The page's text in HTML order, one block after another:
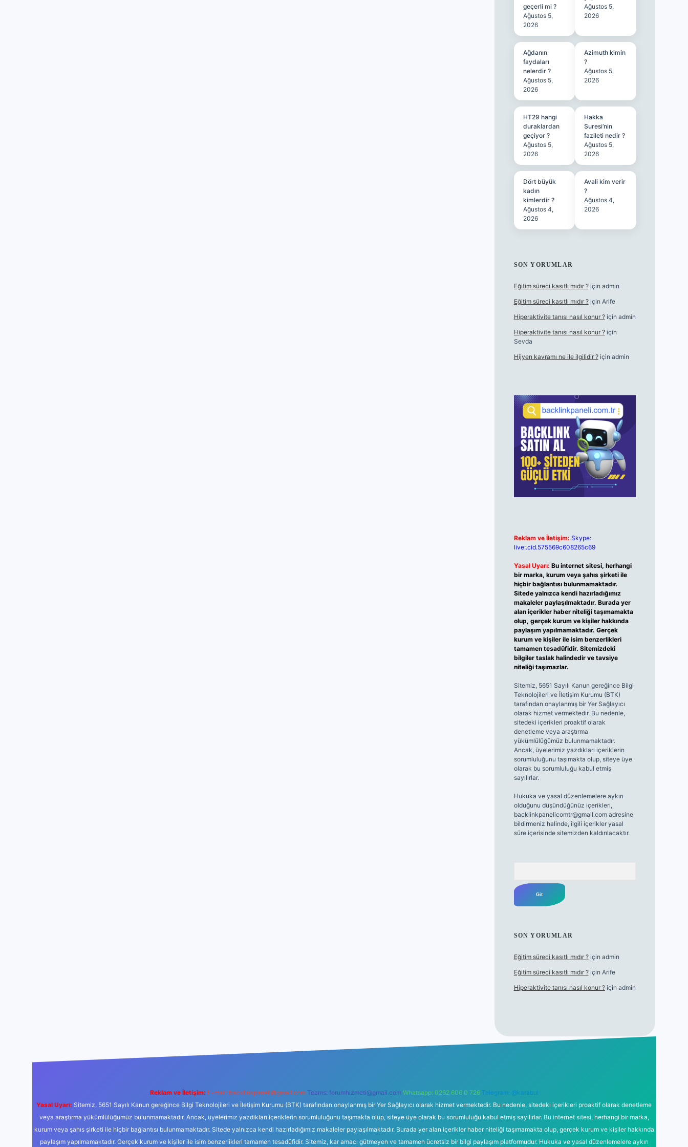
geçerli mi ?
Ağustos 5,
2026
Ağustos 5,
2026
Ağdanın
faydaları
nelerdir ?
Ağustos 5,
2026
Azimuth kimin
?
Ağustos 5,
2026
HT29 hangi
duraklardan
geçiyor ?
Ağustos 5,
2026
Hakka
Suresi’nin
fazileti nedir ?
Ağustos 5,
2026
Dört büyük
kadın
kimlerdir ?
Ağustos 4,
2026
Avali kim verir
?
Ağustos 4,
2026
SON YORUMLAR
Eğitim süreci kasıtlı mıdır ?için admin
Eğitim süreci kasıtlı mıdır ?için Arife
Hiperaktivite tanısı nasıl konur ?için admin
Hiperaktivite tanısı nasıl konur ?için
Sevda
Hijyen kavramı ne ile ilgilidir ?için admin
Reklam ve İletişim: Skype:
live:.cid.575569c608265c69
Yasal Uyarı: Bu internet sitesi, herhangi
bir marka, kurum veya şahıs şirketi ile
hiçbir bağlantısı bulunmamaktadır.
Sitede yalnızca kendi hazırladığımız
makaleler paylaşılmaktadır. Burada yer
alan içerikler haber niteliği taşımamakta
olup, gerçek kurum ve kişiler hakkında
paylaşım yapılmamaktadır. Gerçek
kurum ve kişiler ile isim benzerlikleri
tamamen tesadüfidir. Sitemizdeki
bilgiler taslak halindedir ve tavsiye
niteliği taşımazlar.
Sitemiz, 5651 Sayılı Kanun gereğince Bilgi
Teknolojileri ve İletişim Kurumu (BTK)
tarafından onaylanmış bir Yer Sağlayıcı
olarak hizmet vermektedir. Bu nedenle,
sitedeki içerikleri proaktif olarak
denetleme veya araştırma
yükümlülüğümüz bulunmamaktadır.
Ancak, üyelerimiz yazdıkları içeriklerin
sorumluluğunu taşımakta olup, siteye üye
olarak bu sorumluluğu kabul etmiş
sayılırlar.
Hukuka ve yasal düzenlemelere aykırı
olduğunu düşündüğünüz içerikleri,
backlinkpanelicomtr@gmail.comadresine
bildirmeniz halinde, ilgili içerikler yasal
süre içerisinde sitemizden kaldırılacaktır.
SON YORUMLAR
Eğitim süreci kasıtlı mıdır ?için admin
Eğitim süreci kasıtlı mıdır ?için Arife
Hiperaktivite tanısı nasıl konur ?için admin
Reklam ve İletişim: E-mail: backlinkpaneli@gmail.com Teams: forumhizmeti@gmail.com Whatsapp: 0262 606 0 726 Telegram: @karabul
Yasal Uyarı: Sitemiz, 5651 Sayılı Kanun gereğince Bilgi Teknolojileri ve İletişim Kurumu (BTK) tarafından onaylanmış bir Yer Sağlayıcı olarak hizmet vermektedir. Bu nedenle, sitedeki içerikleri proaktif olarak denetleme
veya araştırma yükümlülüğümüz bulunmamaktadır. Ancak, üyelerimiz yazdıkları içeriklerin sorumluluğunu taşımakta olup, siteye üye olarak bu sorumluluğu kabul etmiş sayılırlar. Bu internet sitesi, herhangi bir marka,
kurum veya şahıs şirketi ile hiçbir bağlantısı bulunmamaktadır. Sitede yalnızca kendi hazırladığımız makaleler paylaşılmaktadır. Burada yer alan içerikler haber niteliği taşımamakta olup, gerçek kurum ve kişiler hakkında
paylaşım yapılmamaktadır. Gerçek kurum ve kişiler ile isim benzerlikleri tamamen tesadüfidir. Sitemiz, kar amacı gütmeyen ve tamamen ücretsiz bir bilgi paylaşım platformudur. Hukuka ve yasal düzenlemelere aykırı